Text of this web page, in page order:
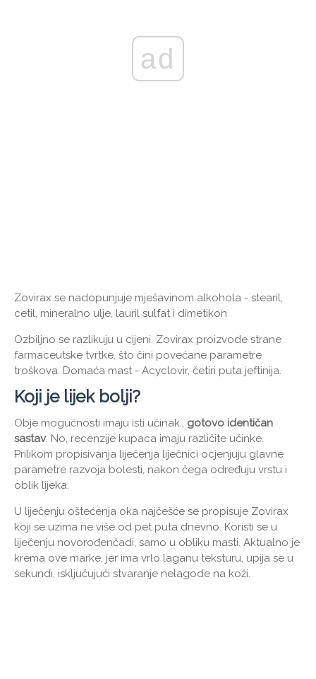
ad
Zovirax se nadopunjuje mješavinom alkohola - stearil,
cetil, mineralno ulje, lauril sulfat i dimetikon
Ozbiljno se razlikuju u cijeni. Zovirax proizvode strane
farmaceutske tvrtke, što čini povećane parametre
troškova. Domaća mast - Acyclovir, četiri puta jeftinija.
Koji je lijek bolji?
Obje mogućnosti imaju isti učinak., gotovo identičan
sastav. No, recenzije kupaca imaju različite učinke.
Prilikom propisivanja liječenja liječnici ocjenjuju glavne
parametre razvoja bolesti, nakon čega određuju vrstu i
oblik lijeka.
U liječenju oštećenja oka najčešće se propisuje Zovirax
koji se uzima ne više od pet puta dnevno. Koristi se u
liječenju novorođenčadi, samo u obliku masti. Aktualno je
krema ove marke, jer ima vrlo laganu teksturu, upija se u
sekundi, isključujući stvaranje nelagode na koži.